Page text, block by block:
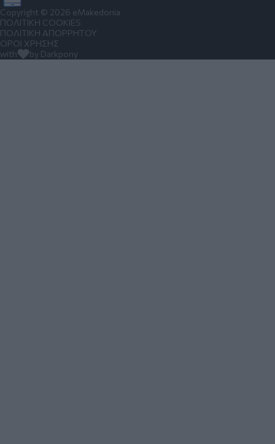
Copyright © 2026 eMakedonia
ΠΟΛΙΤΙΚΗ COOKIES
ΠΟΛΙΤΙΚΗ ΑΠΟΡΡΗΤΟΥ
ΟΡΟΙ ΧΡΗΣΗΣ
with
by Darkpony